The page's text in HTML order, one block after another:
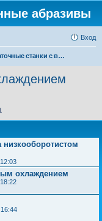
абразивы
Вход
Заточные станки с водным охлаждением
охлаждением